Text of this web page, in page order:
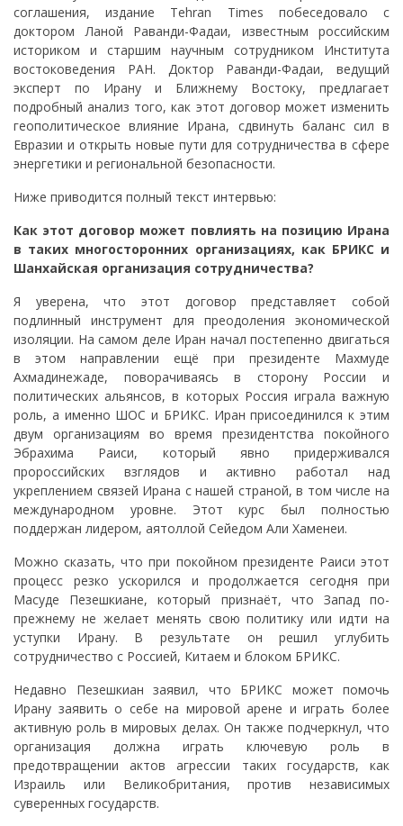
соглашения, издание Tehran Times побеседовало с
доктором Ланой Раванди-Фадаи, известным российским
историком и старшим научным сотрудником Института
востоковедения РАН. Доктор Раванди-Фадаи, ведущий
эксперт по Ирану и Ближнему Востоку, предлагает
подробный анализ того, как этот договор может изменить
геополитическое влияние Ирана, сдвинуть баланс сил в
Евразии и открыть новые пути для сотрудничества в сфере
энергетики и региональной безопасности.
Ниже приводится полный текст интервью:
Как этот договор может повлиять на позицию Ирана
в таких многосторонних организациях, как БРИКС и
Шанхайская организация сотрудничества?
Я уверена, что этот договор представляет собой
подлинный инструмент для преодоления экономической
изоляции. На самом деле Иран начал постепенно двигаться
в этом направлении ещё при президенте Махмуде
Ахмадинежаде, поворачиваясь в сторону России и
политических альянсов, в которых Россия играла важную
роль, а именно ШОС и БРИКС. Иран присоединился к этим
двум организациям во время президентства покойного
Эбрахима Раиси, который явно придерживался
пророссийских взглядов и активно работал над
укреплением связей Ирана с нашей страной, в том числе на
международном уровне. Этот курс был полностью
поддержан лидером, аятоллой Сейедом Али Хаменеи.
Можно сказать, что при покойном президенте Раиси этот
процесс резко ускорился и продолжается сегодня при
Масуде Пезешкиане, который признаёт, что Запад по-
прежнему не желает менять свою политику или идти на
уступки Ирану. В результате он решил углубить
сотрудничество с Россией, Китаем и блоком БРИКС.
Недавно Пезешкиан заявил, что БРИКС может помочь
Ирану заявить о себе на мировой арене и играть более
активную роль в мировых делах. Он также подчеркнул, что
организация должна играть ключевую роль в
предотвращении актов агрессии таких государств, как
Израиль или Великобритания, против независимых
суверенных государств.